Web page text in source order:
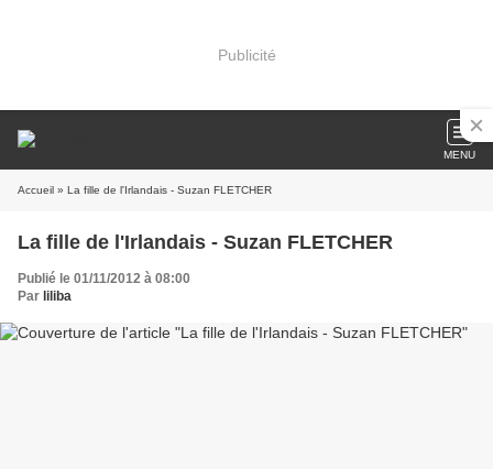
Publicité
MENU
Accueil » La fille de l'Irlandais - Suzan FLETCHER
La fille de l'Irlandais - Suzan FLETCHER
Publié le 01/11/2012 à 08:00
Par liliba